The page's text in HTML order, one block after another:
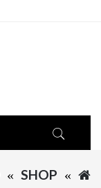
SHOP